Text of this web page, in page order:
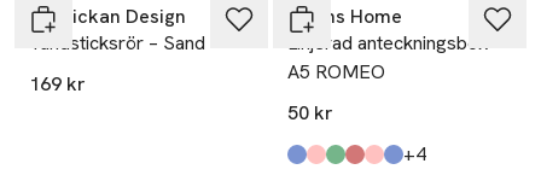
Solstickan Design
Tändsticksrör – Sand
169 kr
Åhléns Home
Linjerad anteckningsbok
A5 ROMEO
50 kr
Produkten finns i färgerna:
Kobolt Blue,
Light Pink,
Dark Green,
Dark Red,
Strong Pink,
Dark Blue, +4till